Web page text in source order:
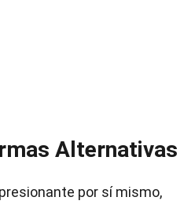
Alternativas
por sí mismo,